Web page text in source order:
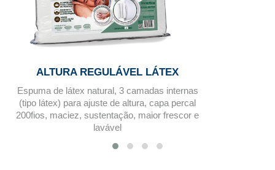
ALTURA REGULÁVEL LÁTEX
Espuma de látex natural, 3 camadas internas
(tipo látex) para ajuste de altura, capa percal
200fios, maciez, sustentação, maior frescor e
lavável